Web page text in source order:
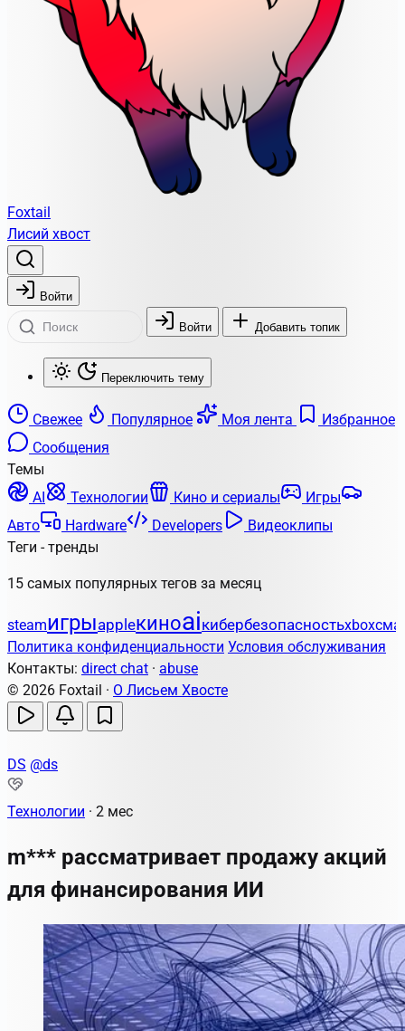
Foxtail
Лисий хвост
Войти
Войти Добавить топик
Переключить тему
Свежее Популярное Моя лента
Избранное
Сообщения
Темы
AI
Технологии Кино и сериалы
Игры
Авто
Hardware Developers
Видеоклипы
Теги - тренды
15 самых популярных тегов за месяц
steamигрыappleкиноaiкибербезопасностьxbox
Политика конфиденциальности Условия обслуживания
Контакты: direct chat · abuse
© 2026 Foxtail · О Лисьем Хвосте
DS @ds
Технологии · 2 мес
m*** рассматривает продажу акций
для финансирования ИИ